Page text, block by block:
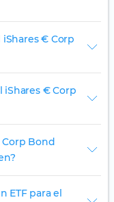
€ Corp
iShares € Corp
Bond
ETF para el